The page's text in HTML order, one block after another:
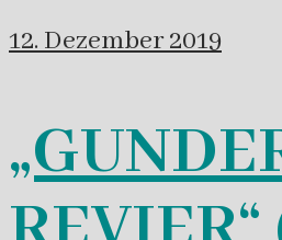
12. Dezember 2019